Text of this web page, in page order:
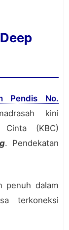
Pendis No.
kini
Cinta (KBC)
. Pendekatan
penuh dalam
terkoneksi